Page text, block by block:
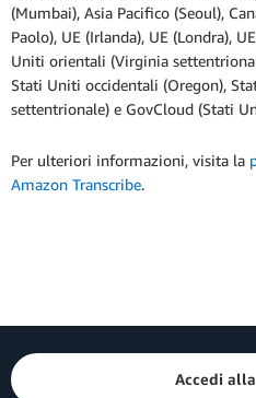
(Mumbai), Asia Pacifico (Seoul),
Paolo), UE (Irlanda), UE (Londra),
Uniti orientali (Virginia
Stati Uniti occidentali (Oregon),
settentrionale) e GovCloud (Stati
Per ulteriori informazioni, visita la
Amazon Transcribe.
Accedi